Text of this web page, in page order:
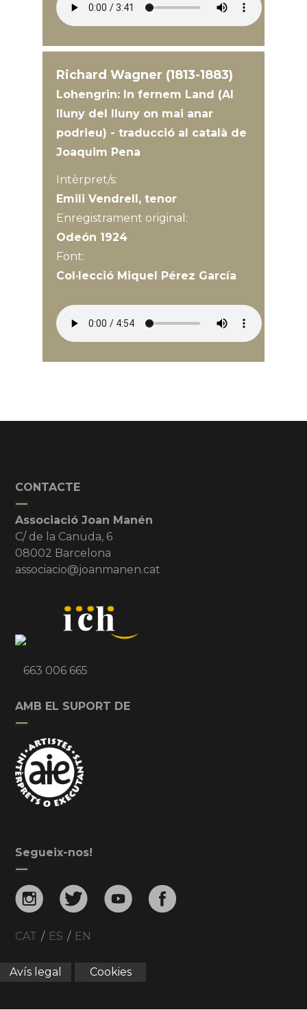
Richard Wagner (1813-1883)
Lohengrin: In fernem Land (Al
lluny del lluny on mai anar
podrieu) - traducció al català de
Joaquim Pena
Intèrpret/s:
Emili Vendrell, tenor
Enregistrament original:
Odeón 1924
Font:
Col·lecció Miquel Pérez García
CONTACTE
Associació Joan Manén
C/ de la Canuda, 6
08002 Barcelona
associacio@joanmanen.cat
663 006 665
AMB EL SUPORT DE
Segueix-nos!
CAT / ES / EN
Avís legal Cookies